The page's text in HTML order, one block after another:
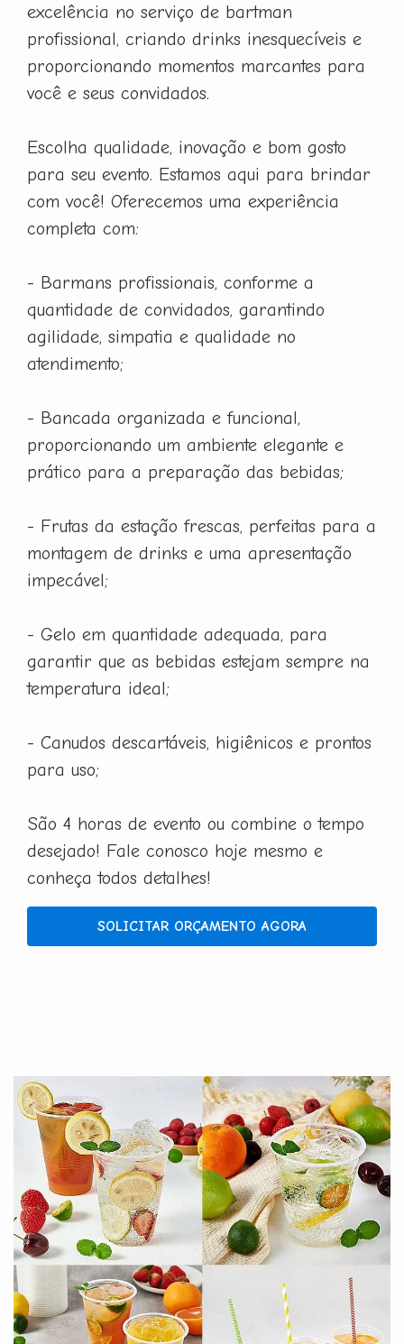
excelência no serviço de bartman
profissional, criando drinks inesquecíveis e
proporcionando momentos marcantes para
você e seus convidados.
Escolha qualidade, inovação e bom gosto
para seu evento. Estamos aqui para brindar
com você! Oferecemos uma experiência
completa com:
- Barmans profissionais, conforme a
quantidade de convidados, garantindo
agilidade, simpatia e qualidade no
atendimento;
- Bancada organizada e funcional,
proporcionando um ambiente elegante e
prático para a preparação das bebidas;
- Frutas da estação frescas, perfeitas para a
montagem de drinks e uma apresentação
impecável;
- Gelo em quantidade adequada, para
garantir que as bebidas estejam sempre na
temperatura ideal;
- Canudos descartáveis, higiênicos e prontos
para uso;
São 4 horas de evento ou combine o tempo
desejado! Fale conosco hoje mesmo e
conheça todos detalhes!
SOLICITAR ORÇAMENTO AGORA